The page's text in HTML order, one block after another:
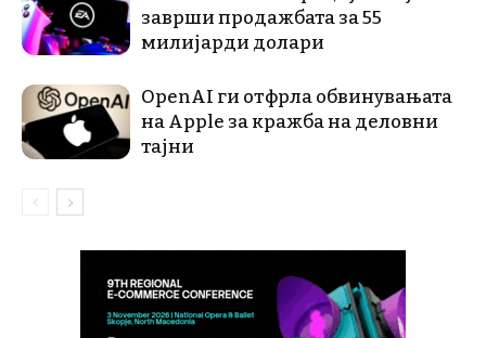
заврши продажбата за 55
милијарди долари
OpenAI ги отфрла обвинувањата
на Apple за кражба на деловни
тајни